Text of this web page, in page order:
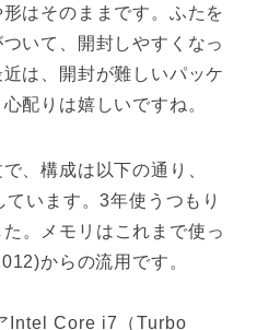
はそのままです。ふたを
いて、開封しやすくなっ
は、開封が難しいパッケ
配りは嬉しいですね。
、構成は以下の通り、
います。3年使うつもり
。メモリはこれまで使っ
からの流用です。
Intel Core i7（Turbo